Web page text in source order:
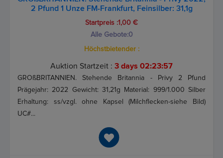
2 Pfund 1 Unze FM-Frankfurt, Feinsilber: 31,1g
Startpreis :1,00 €
Alle Gebote:0
Höchstbietender :
Auktion Startzeit : 3 days 02:23:57
GROßBRITANNIEN. Stehende Britannia - Privy 2 Pfund
Prägejahr: 2022 Gewicht: 31,21g Material: 999/1.000 Silber
Erhaltung: ss/vzgl. ohne Kapsel (Milchflecken-siehe Bild)
UC#...